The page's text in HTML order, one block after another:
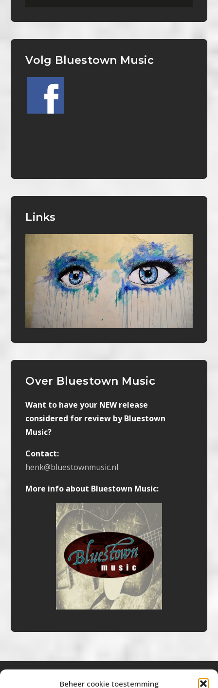
Beheer cookie toestemming
Volg Bluestown Music
Links
Over Bluestown Music
Want to have your NEW release
considered for review by Bluestown
Music?
Contact:
henk@bluestownmusic.nl
More info about Bluestown Music: